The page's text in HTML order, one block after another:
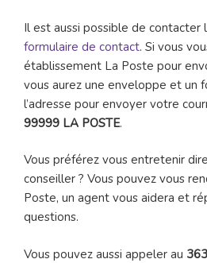
Il est aussi possible de contacter
formulaire de contact. Si vous
établissement La Poste pour
vous aurez une enveloppe et un
l’adresse pour envoyer votre
99999 LA POSTE.
Vous préférez vous entretenir
conseiller ? Vous pouvez vous
Poste, un agent vous aidera et
questions.
Vous pouvez aussi appeler au